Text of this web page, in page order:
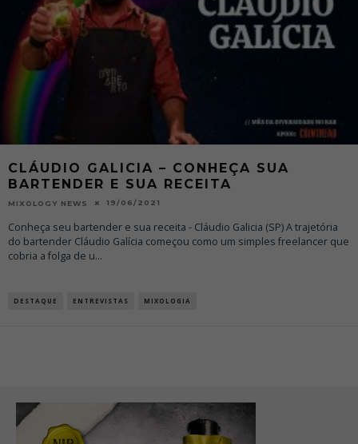
CLÁUDIO GALICIA – CONHEÇA SUA
BARTENDER E SUA RECEITA
MIXOLOGY NEWS 19/06/2021
Conheça seu bartender e sua receita - Cláudio Galicia (SP) A trajetória
do bartender Cláudio Galícia começou como um simples freelancer que
cobria a folga de u...
DESTAQUE ENTREVISTAS MIXOLOGIA